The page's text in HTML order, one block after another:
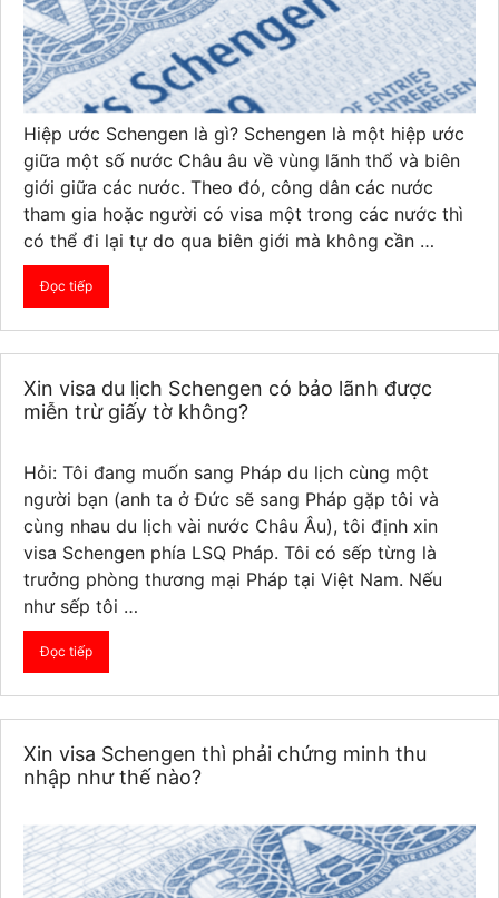
Hiệp ước Schengen là gì? Schengen là một hiệp ước
giữa một số nước Châu âu về vùng lãnh thổ và biên
giới giữa các nước. Theo đó, công dân các nước
tham gia hoặc người có visa một trong các nước thì
có thể đi lại tự do qua biên giới mà không cần …
Đọc tiếp
Xin visa du lịch Schengen có bảo lãnh được
miễn trừ giấy tờ không?
Hỏi: Tôi đang muốn sang Pháp du lịch cùng một
người bạn (anh ta ở Đức sẽ sang Pháp gặp tôi và
cùng nhau du lịch vài nước Châu Âu), tôi định xin
visa Schengen phía LSQ Pháp. Tôi có sếp từng là
trưởng phòng thương mại Pháp tại Việt Nam. Nếu
như sếp tôi …
Đọc tiếp
Xin visa Schengen thì phải chứng minh thu
nhập như thế nào?